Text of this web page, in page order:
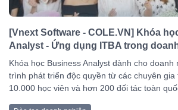
[Vnext Software - COLE.VN] Khóa
Analyst - Ứng dụng ITBA trong
Khóa học Business Analyst dành cho
trình phát triển độc quyền từ các chuyên
10.000 học viên và hơn 200 đối tác toàn